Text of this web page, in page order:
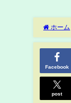
ホーム
Facebook
post